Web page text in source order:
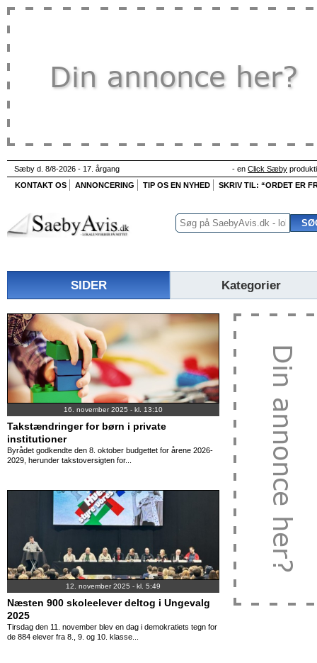
Sæby d. 8/8-2026 - 17. årgang - en Click Sæby
KONTAKT OS
ANNONCERING TIP OS EN NYHED SKRIV TIL: “ORDET ER
SIDER Kategorier
16. november 2025 - kl. 13:10
Takstændringer for børn i private
institutioner
Byrådet godkendte den 8. oktober budgettet for årene 2026-
2029, herunder takstoversigten for...
12. november 2025 - kl. 5:49
Næsten 900 skoleelever deltog i Ungevalg
2025
Tirsdag den 11. november blev en dag i demokratiets tegn for
de 884 elever fra 8., 9. og 10. klasse...